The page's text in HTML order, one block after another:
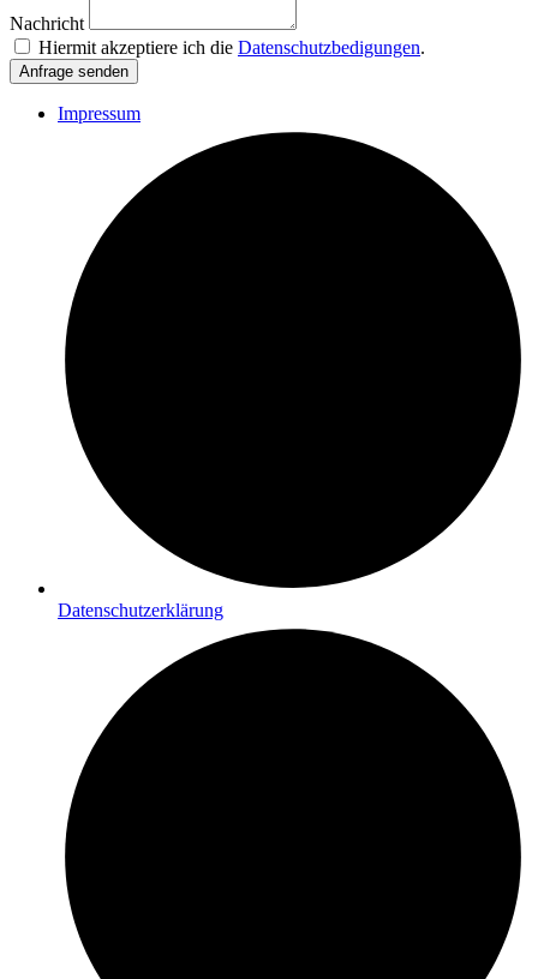
Nachricht
Hiermit akzeptiere ich die Datenschutzbedigungen.
Anfrage senden
Impressum
Datenschutzerklärung